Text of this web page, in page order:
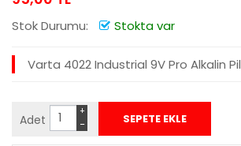
Stok Durumu: Stokta var
Varta 4022 Industrial 9V Pro Alkalin Pil
Adet −
+